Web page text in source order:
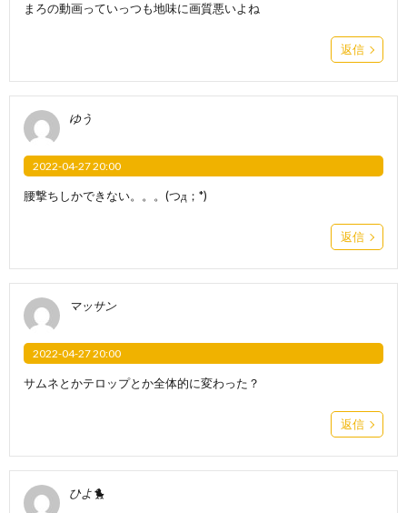
まろの動画っていっつも地味に画質悪いよね
返信
ゆう
2022-04-27 20:00
腰撃ちしかできない。。。(つд；*)
返信
マッサン
2022-04-27 20:00
サムネとかテロップとか全体的に変わった？
返信
ひよ🐤